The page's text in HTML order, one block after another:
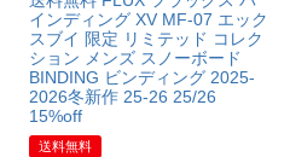
インディング XV MF-07 エック
スブイ 限定 リミテッド コレク
ション メンズ スノーボード
BINDING ビンディング 2025-
2026冬新作 25-26 25/26
15%off
送料無料